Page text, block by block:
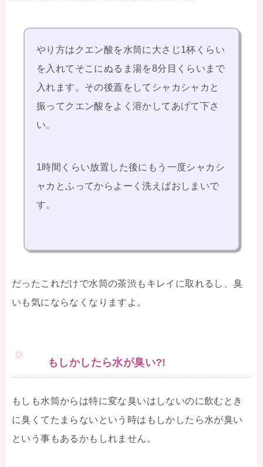
やり方はクエン酸を水筒に大さじ1杯くらい
を入れてそこにぬるま湯を8分目くらいまで
入れます。その後蓋をしてシャカシャカと
振ってクエン酸をよく溶かしてあげて下さ
い。
1時間くらい放置した後にもう一度シャカシ
ャカとふってからよーく洗えばおしまいで
す。
だったこれだけで水筒の茶渋もキレイに取れるし、臭
いも気にならなくなりますよ。
もしかしたら水が臭い?!
もしも水筒からは特に変な臭いはしないのに飲むとき
に臭くてたまらないという時はもしかしたら水が臭い
という事もあるかもしれません。